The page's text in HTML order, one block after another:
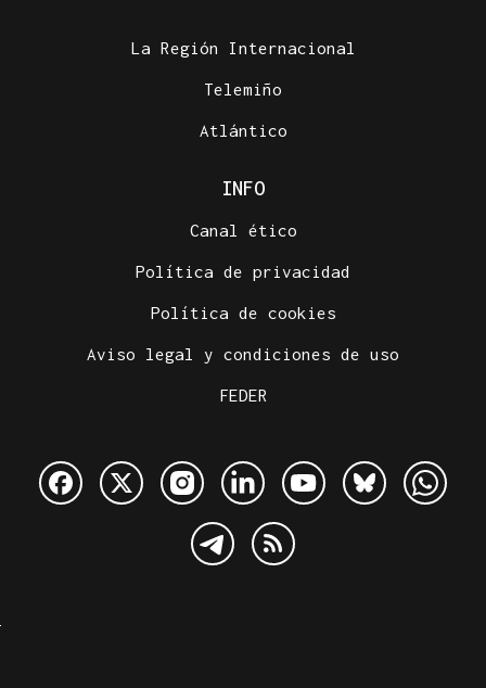
La Región Internacional
Telemiño
Atlántico
INFO
Canal ético
Política de privacidad
Política de cookies
Aviso legal y condiciones de uso
FEDER